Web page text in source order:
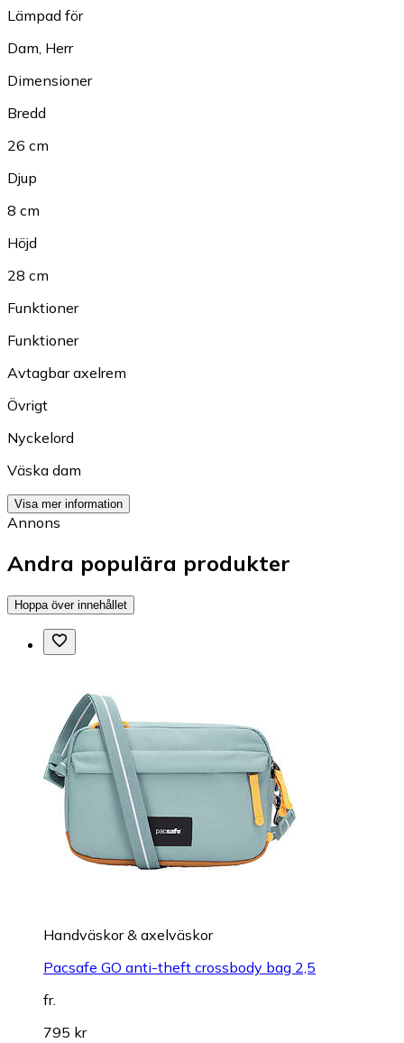
Lämpad för
Dam, Herr
Dimensioner
Bredd
26 cm
Djup
8 cm
Höjd
28 cm
Funktioner
Funktioner
Avtagbar axelrem
Övrigt
Nyckelord
Väska dam
Visa mer information
Annons
Andra populära produkter
Hoppa över innehållet
Handväskor & axelväskor
Pacsafe GO anti-theft crossbody bag 2,5
fr.
795 kr